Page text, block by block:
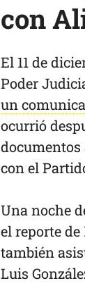
con
El 11 de
Poder
un
ocurrió
documentos
con el
Una noche
el reporte
también
Luis